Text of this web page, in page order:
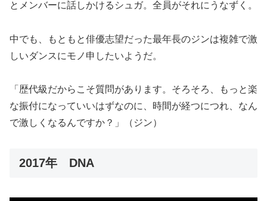
とメンバーに話しかけるシュガ。全員がそれにうなずく。
中でも、もともと俳優志望だった最年長のジンは複雑で激
しいダンスにモノ申したいようだ。
「歴代級だからこそ質問があります。そろそろ、もっと楽
な振付になっていいはずなのに、時間が経つにつれ、なん
で激しくなるんですか？」（ジン）
2017年 DNA